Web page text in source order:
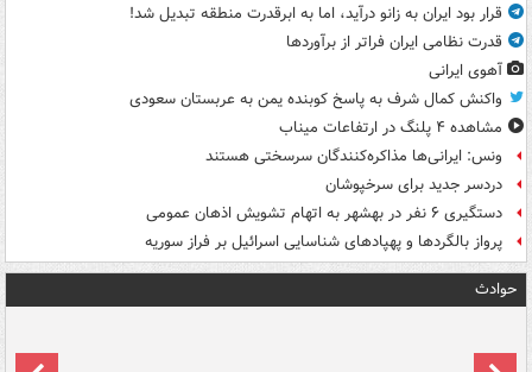
قرار بود ایران به زانو درآید، اما به ابرقدرت منطقه تبدیل شد!
قدرت نظامی ایران فراتر از برآوردها
آهوی ایرانی
واکنش کمال شرف به پاسخ کوبنده یمن به عربستان سعودی
مشاهده ۴ پلنگ در ارتفاعات میناب
ونس: ایرانی‌ها مذاکره‌کنندگان سرسختی هستند
دردسر جدید برای سرخپوشان
دستگیری ۶ نفر در بهشهر به اتهام تشویش اذهان عمومی
پرواز بالگردها و پهپادهای شناسایی اسرائیل بر فراز سوریه
حوادث